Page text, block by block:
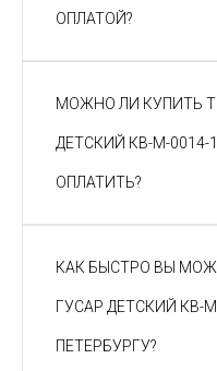
ОПЛАТОЙ?
МОЖНО ЛИ КУПИТЬ
ДЕТСКИЙ КВ-М-
ОПЛАТИТЬ?
КАК БЫСТРО ВЫ
ГУСАР ДЕТСКИЙ КВ-
ПЕТЕРБУРГУ?